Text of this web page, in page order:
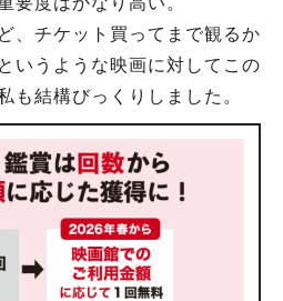
、チケット買ってまで観るか
いうような映画に対してこの
も結構びっくりしました。